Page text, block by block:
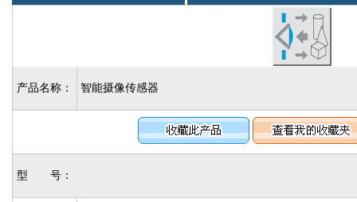
产品名称： 智能摄像传感器
型 号：